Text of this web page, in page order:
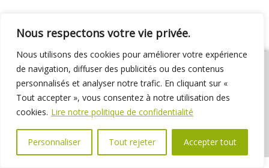
Nous respectons votre vie privée.
Nous utilisons des cookies pour améliorer votre expérience
de navigation, diffuser des publicités ou des contenus
personnalisés et analyser notre trafic. En cliquant sur «
Tout accepter », vous consentez à notre utilisation des
cookies. Lire notre politique de confidentialité
Personnaliser Tout rejeter Accepter tout
01 69 31 72 10 01 69 31 37 31
Nous contacter
Espace élus
Marchés publics Délibérations